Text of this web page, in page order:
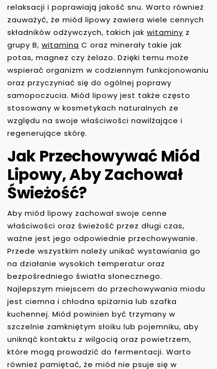
relaksacji i poprawiają jakość snu. Warto również
zauważyć, że miód lipowy zawiera wiele cennych
składników odżywczych, takich jak witaminy z
grupy B, witamina C oraz minerały takie jak
potas, magnez czy żelazo. Dzięki temu może
wspierać organizm w codziennym funkcjonowaniu
oraz przyczyniać się do ogólnej poprawy
samopoczucia. Miód lipowy jest także często
stosowany w kosmetykach naturalnych ze
względu na swoje właściwości nawilżające i
regenerujące skórę.
Jak Przechowywać Miód
Lipowy, Aby Zachował
Świeżość?
Aby miód lipowy zachował swoje cenne
właściwości oraz świeżość przez długi czas,
ważne jest jego odpowiednie przechowywanie.
Przede wszystkim należy unikać wystawiania go
na działanie wysokich temperatur oraz
bezpośredniego światła słonecznego.
Najlepszym miejscem do przechowywania miodu
jest ciemna i chłodna spiżarnia lub szafka
kuchennej. Miód powinien być trzymany w
szczelnie zamkniętym słoiku lub pojemniku, aby
uniknąć kontaktu z wilgocią oraz powietrzem,
które mogą prowadzić do fermentacji. Warto
również pamiętać, że miód nie psuje się w